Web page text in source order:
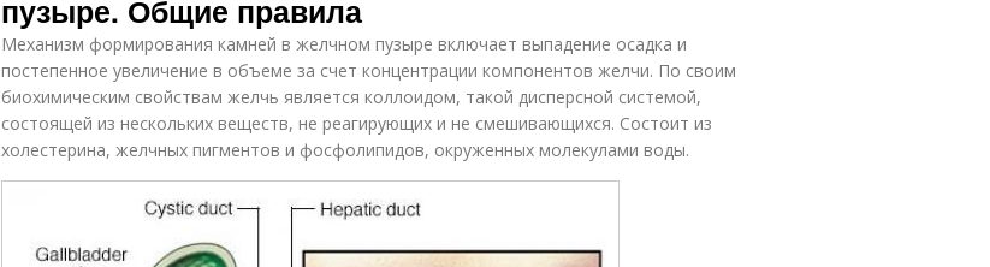
пузыре. Общие правила
Механизм формирования камней в желчном пузыре включает выпадение осадка и
постепенное увеличение в объеме за счет концентрации компонентов желчи. По своим
биохимическим свойствам желчь является коллоидом, такой дисперсной системой,
состоящей из нескольких веществ, не реагирующих и не смешивающихся. Состоит из
холестерина, желчных пигментов и фосфолипидов, окруженных молекулами воды.